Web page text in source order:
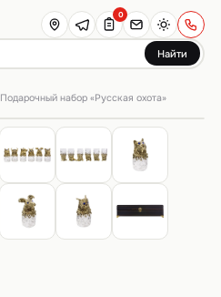
Найти
0
Подарочный набор «Русская охота»